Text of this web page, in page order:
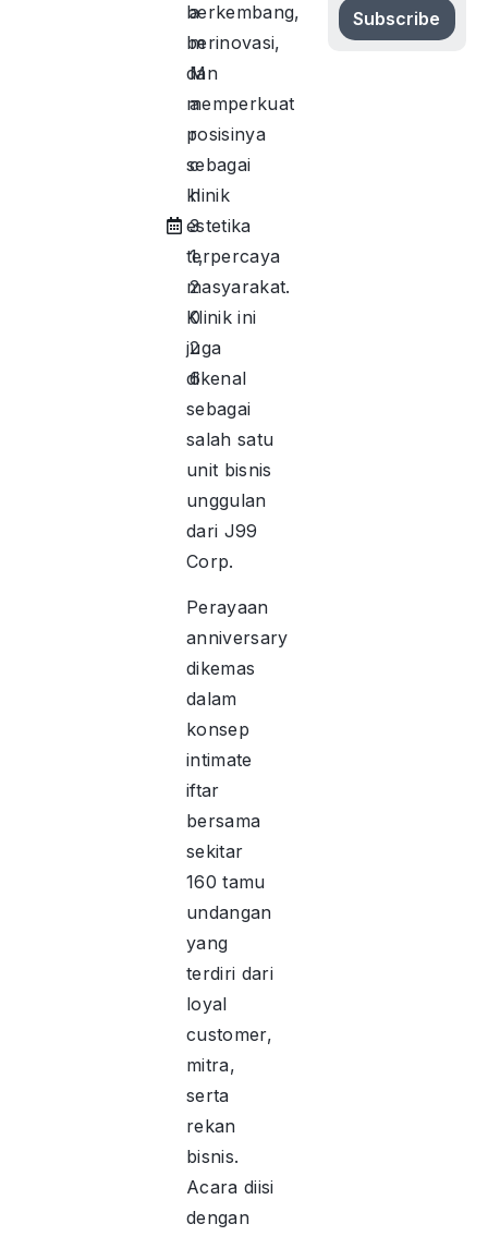
a
m
M
a
r
c
h
3
1,
2
0
2
6
berkembang,
berinovasi,
dan
memperkuat
posisinya
sebagai
klinik
estetika
terpercaya
masyarakat.
Klinik ini
juga
dikenal
sebagai
salah satu
unit bisnis
unggulan
dari J99
Corp.
Perayaan
anniversary
dikemas
dalam
konsep
intimate
iftar
bersama
sekitar
160 tamu
undangan
yang
terdiri dari
loyal
customer,
mitra,
serta
rekan
bisnis.
Acara diisi
dengan
Subscribe